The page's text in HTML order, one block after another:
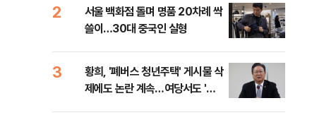
2
서울 백화점 돌며 명품 20차례 싹
쓸이…30대 중국인 실형
3
황희, '폐버스 청년주택' 게시물 삭
제에도 논란 계속…여당서도 '내